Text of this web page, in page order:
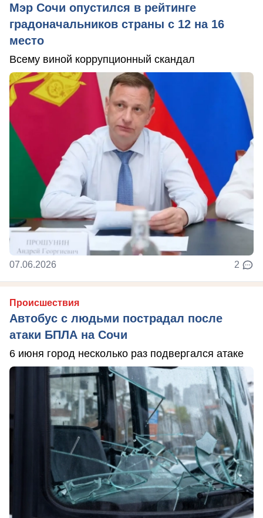
Мэр Сочи опустился в рейтинге
градоначальников страны с 12 на 16
место
Всему виной коррупционный скандал
07.06.2026 2
Происшествия
Автобус с людьми пострадал после
атаки БПЛА на Сочи
6 июня город несколько раз подвергался атаке